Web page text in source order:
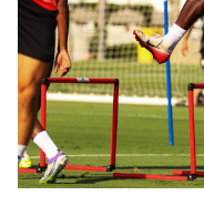
Análisis I Quién es
Endrick y Marc
destacadas del día
El Sevilla Juvenil A
su debut en la